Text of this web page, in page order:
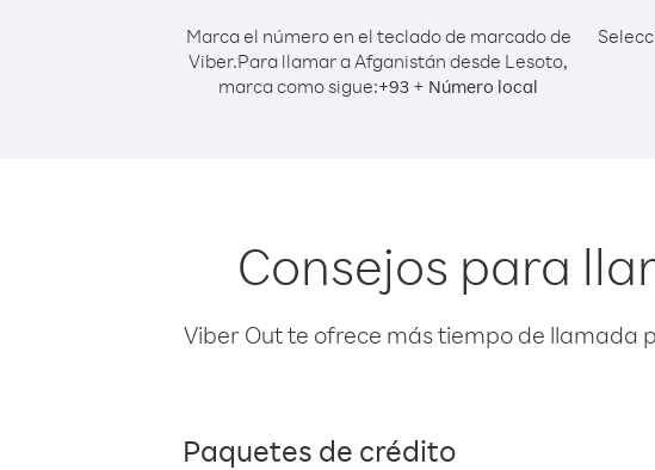
Marca el número en el teclado de marcado de
Viber.Para llamar a Afganistán desde Lesoto,
marca como sigue:+93 + Número local
Consejos para
Viber Out te ofrece más tiempo de llamada
Paquetes de crédito